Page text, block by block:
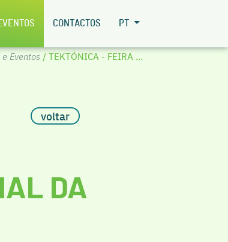
CONTACTOS PT
Eventos / TEKTÓNICA - FEIRA ...
voltar
DA